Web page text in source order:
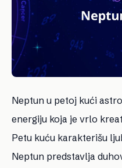
Neptun u petoj kući
energiju koja je vrlo
Petu kuću karakterišu
Neptun predstavlja